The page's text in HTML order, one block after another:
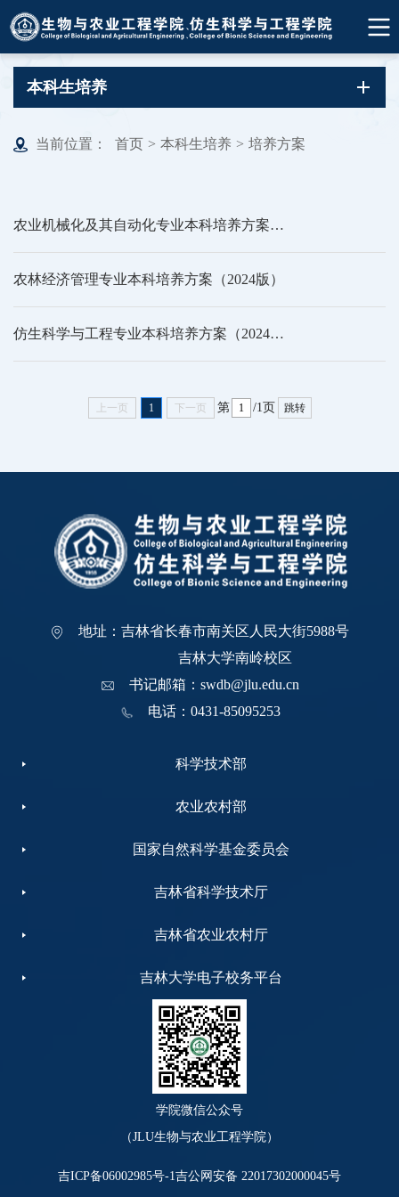
本科生培养
当前位置： 首页 > 本科生培养 > 培养方案
农业机械化及其自动化专业本科培养方案（2024版）
农林经济管理专业本科培养方案（2024版）
仿生科学与工程专业本科培养方案（2024版）
上一页 1 下一页 第 /1页 跳转
地址：吉林省长春市南关区人民大街5988号
吉林大学南岭校区
书记邮箱：swdb@jlu.edu.cn
电话：0431-85095253
科学技术部
农业农村部
国家自然科学基金委员会
吉林省科学技术厅
吉林省农业农村厅
吉林大学电子校务平台
学院微信公众号
（JLU生物与农业工程学院）
吉ICP备06002985号-1吉公网安备 22017302000045号